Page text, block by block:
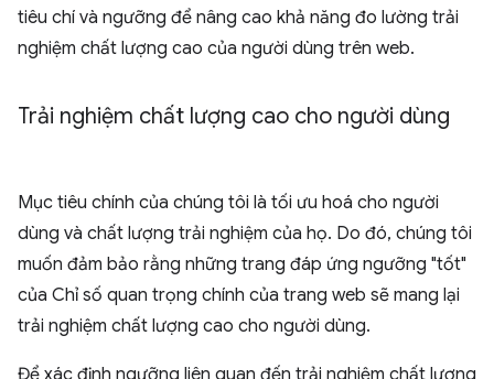
tiêu chí và ngưỡng để nâng cao khả năng đo lường trải
nghiệm chất lượng cao của người dùng trên web.
Trải nghiệm chất lượng cao cho người dùng
Mục tiêu chính của chúng tôi là tối ưu hoá cho người
dùng và chất lượng trải nghiệm của họ. Do đó, chúng tôi
muốn đảm bảo rằng những trang đáp ứng ngưỡng "tốt"
của Chỉ số quan trọng chính của trang web sẽ mang lại
trải nghiệm chất lượng cao cho người dùng.